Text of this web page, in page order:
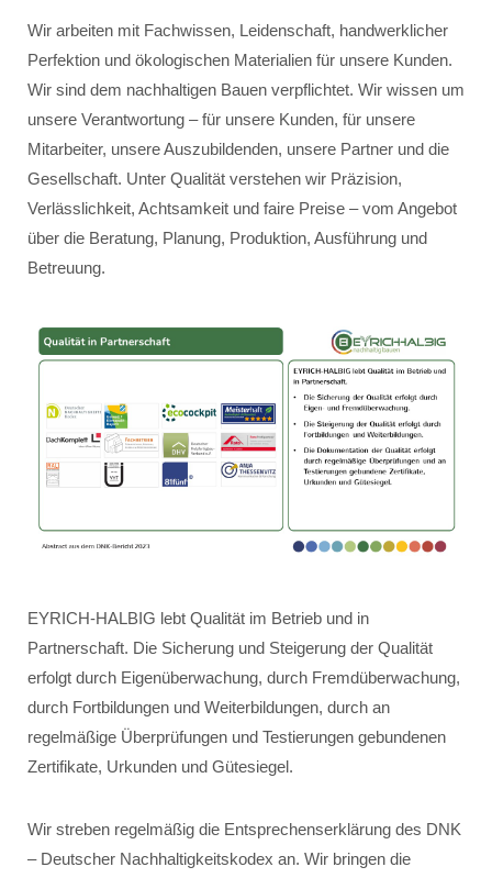
Wir arbeiten mit Fachwissen, Leidenschaft, handwerklicher
Perfektion und ökologischen Materialien für unsere Kunden.
Wir sind dem nachhaltigen Bauen verpflichtet. Wir wissen um
unsere Verantwortung – für unsere Kunden, für unsere
Mitarbeiter, unsere Auszubildenden, unsere Partner und die
Gesellschaft. Unter Qualität verstehen wir Präzision,
Verlässlichkeit, Achtsamkeit und faire Preise – vom Angebot
über die Beratung, Planung, Produktion, Ausführung und
Betreuung.
EYRICH-HALBIG lebt Qualität im Betrieb und in
Partnerschaft. Die Sicherung und Steigerung der Qualität
erfolgt durch Eigenüberwachung, durch Fremdüberwachung,
durch Fortbildungen und Weiterbildungen, durch an
regelmäßige Überprüfungen und Testierungen gebundenen
Zertifikate, Urkunden und Gütesiegel.
Wir streben regelmäßig die Entsprechenserklärung des DNK
– Deutscher Nachhaltigkeitskodex an. Wir bringen die